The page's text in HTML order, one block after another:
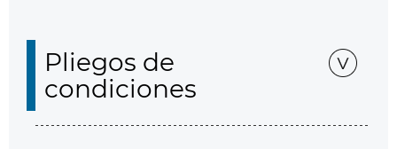
Pliegos de
condiciones